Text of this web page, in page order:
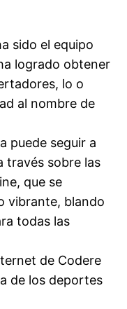
sido el equipo
logrado obtener
lo o
al nombre de
puede seguir a
través sobre las
que se
vibrante, blando
todas las
de Codere
de los deportes